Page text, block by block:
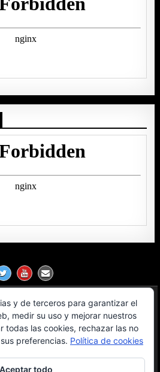
y de terceros para garantizar el
medir su uso y mejorar nuestros
todas las cookies, rechazar las no
preferencias. Política de cookies
Aceptar todo